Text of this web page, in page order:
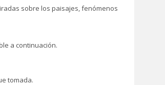
sobre los paisajes, fenómenos
a continuación.
tomada.